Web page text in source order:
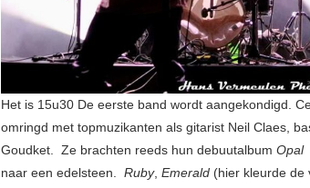
Het is 15u30 De eerste band wordt aangekondigd.
omringd met topmuzikanten als gitarist Neil Claes,
Goudket. Ze brachten reeds hun debuutalbum Opal
naar een edelsteen. Ruby, Emerald (hier kleurde de